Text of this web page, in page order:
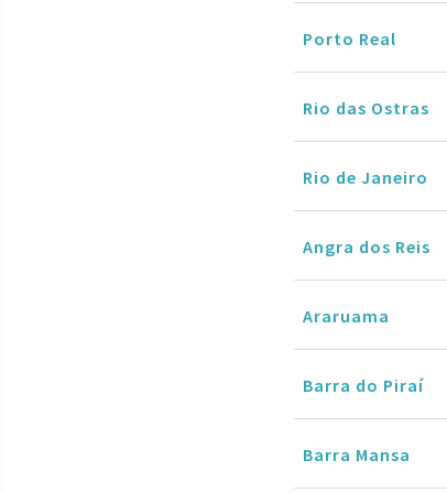
Porto Real
Rio das Ostras
Rio de Janeiro
Angra dos Reis
Araruama
Barra do Piraí
Barra Mansa